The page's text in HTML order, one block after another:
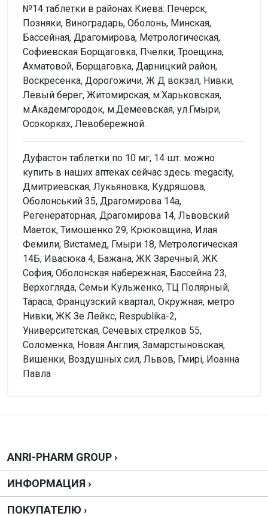
№14 таблетки в районах Киева: Печерск,
Позняки, Виноградарь, Оболонь, Минская,
Бассейная, Драгомирова, Метрологическая,
Софиевская Борщаговка, Пчелки, Троещина,
Ахматовой, Борщаговка, Дарницкий район,
Воскресенка, Дорогожичи, Ж Д вокзал, Нивки,
Левый берег, Житомирская, м.Харьковская,
м.Академгородок, м.Демеевская, ул.Гмыри,
Осокорках, Левобережной.
Дуфастон таблетки по 10 мг, 14 шт. можно
купить в наших аптеках сейчас здесь: megacity,
Дмитриевская, Лукьяновка, Кудряшова,
Оболонський 35, Драгомирова 14а,
Регенераторная, Драгомирова 14, Львовский
Маеток, Тимошенко 29, Крюковщина, Илая
Фемили, Вистамед, Гмыри 18, Метрологическая
14Б, Ивасюка 4, Бажана, ЖК Заречный, ЖК
София, Оболонская набережная, Бассейна 23,
Верхогляда, Семьи Кульженко, ТЦ Полярный,
Тараса, Французский квартал, Окружная, метро
Нивки, ЖК Зе Лейкс, Respublika-2,
Университетская, Сечевых стрелков 55,
Соломенка, Новая Англия, Замарстыновская,
Вишенки, Воздушных сил, Львов, Гмирі, Иоанна
Павла
Нельзя, нужен рецепт.
Написать отзыв
Оценка
ANRI-PHARM GROUP ›
ИНФОРМАЦИЯ ›
ПОКУПАТЕЛЮ ›